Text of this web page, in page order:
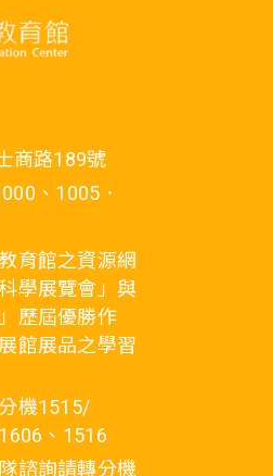
商路189號
、1005．
育館之資源網
學展覽會」與
歷屆優勝作
館展品之學習
機1515/
、1516
諮詢請轉分機